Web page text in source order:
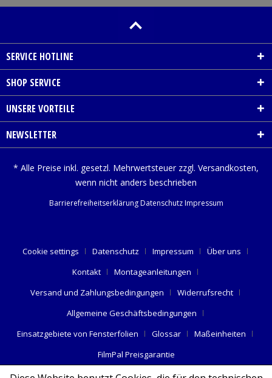
SERVICE HOTLINE
SHOP SERVICE
UNSERE VORTEILE
NEWSLETTER
* Alle Preise inkl. gesetzl. Mehrwertsteuer zzgl. Versandkosten,
wenn nicht anders beschrieben
BarrierefreiheitserklärungDatenschutzImpressum
Cookie settings Datenschutz Impressum
Über uns
Kontakt
Montageanleitungen
Versand und Zahlungsbedingungen
Widerrufsrecht
Allgemeine Geschäftsbedingungen
Einsatzgebiete von Fensterfolien
Glossar
Maßeinheiten
FilmPal Preisgarantie